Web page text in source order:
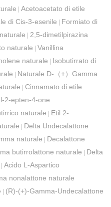
| Acetoacetato di etile
di Cis-3-esenile | Formiato di
| 2,5-dimetilpirazina
naturale | Vanillina
naturale | Isobutirrato di
| Naturale D-（+）Gamma
| Cinnamato di etile
2-epten-4-one
naturale | Etil 2-
| Delta Undecalattone
naturale | Decalattone
butirrolattone naturale | Delta
| Acido L-Aspartico
nonalattone naturale
| (R)-(+)-Gamma-Undecalattone